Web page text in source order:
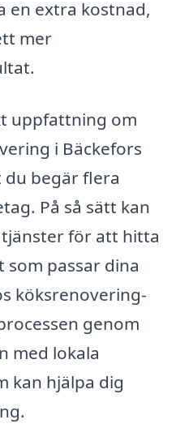
en extra kostnad,
mer
uppfattning om
i Bäckefors
begär flera
På så sätt kan
för att hitta
passar dina
köksrenovering-
genom
med lokala
kan hjälpa dig